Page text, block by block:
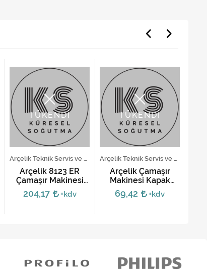
TÜKENDİ
Arçelik Teknik Servis ve Yedek Parça Hizmetleri
Arçelik 8123 ER
Çamaşır Makinesi
Menteşesi
204,17 +kdv
TÜKENDİ
Arçelik Teknik Servis ve Yedek Parça Hizmetleri
Arçelik Çamaşır
Makinesi Kapak
Menteşesi -
2807210100
69,42 +kdv